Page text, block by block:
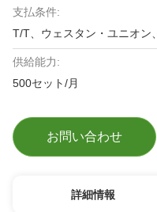
支払条件:
T/T、ウェスタン・ユニオン
供給能力:
500セット/月
お問い合わせ
詳細情報